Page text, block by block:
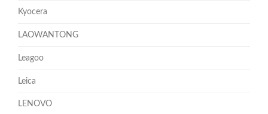
Kyocera
LAOWANTONG
Leagoo
Leica
LENOVO